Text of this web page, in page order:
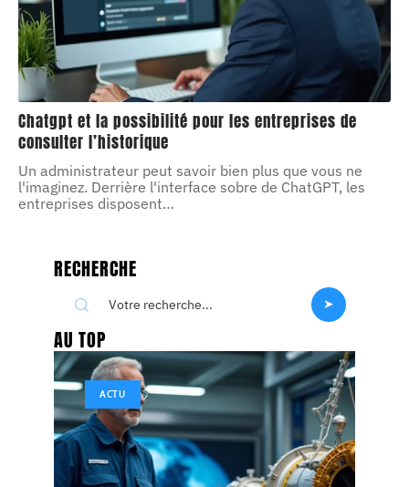
Chatgpt et la possibilité pour les entreprises de
consulter l’historique
Un administrateur peut savoir bien plus que vous ne
l'imaginez. Derrière l'interface sobre de ChatGPT, les
entreprises disposent…
RECHERCHE
AU TOP
ACTU